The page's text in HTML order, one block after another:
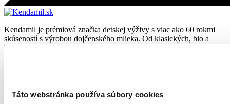
Táto webstránka používa súbory cookies
Kendamil je prémiová značka detskej výživy s viac ako 60 rokmi
skúseností s výrobou dojčenského mlieka. Od klasických, bio a
kozích mliek až po špeciálnu výživu a doplnky – sme tu pre rodiny
Kontakt
Sekcia pre odbornú verejnosť